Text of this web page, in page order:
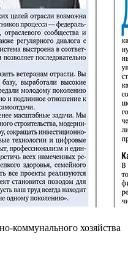
коммунального хозяйства